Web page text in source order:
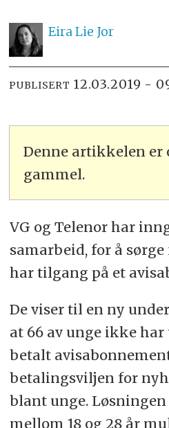
Eira Lie Jor
PUBLISERT 12.03.2019 -
Denne artikkelen er
gammel.
VG og Telenor har
samarbeid, for å
har tilgang på et
De viser til en ny
at 66 av unge ikke
betalt
betalingsviljen for
blant unge.
mellom 18 og 28 år